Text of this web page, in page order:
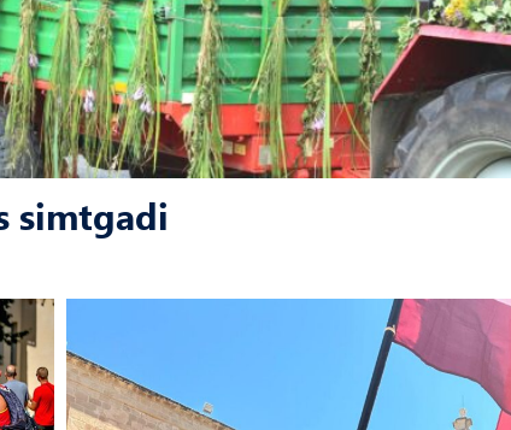
simtgadi